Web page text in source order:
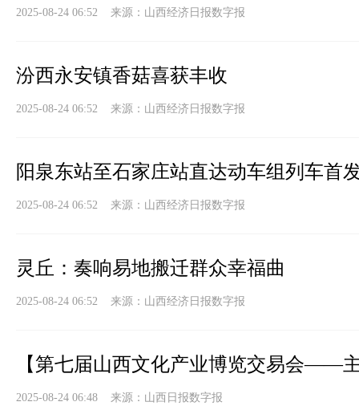
2025-08-24 06:52 来源： 山西经济日报数字报
汾西永安镇香菇喜获丰收
2025-08-24 06:52 来源： 山西经济日报数字报
阳泉东站至石家庄站直达动车组列车首
2025-08-24 06:52 来源： 山西经济日报数字报
灵丘：奏响易地搬迁群众幸福曲
2025-08-24 06:52 来源： 山西经济日报数字报
【第七届山西文化产业博览交易会——
2025-08-24 06:48 来源： 山西日报数字报